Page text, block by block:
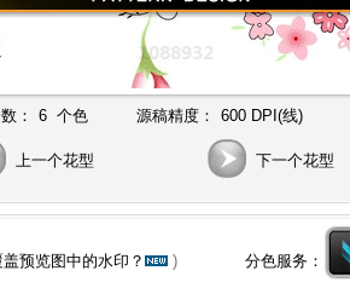
： 6 个色 源稿精度： 600 DPI(线)
上一个花型 下一个花型
预览图中的水印？ ) 分色服务：